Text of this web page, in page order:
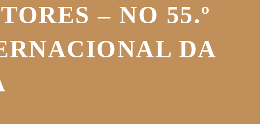
– NO 55.º
DA